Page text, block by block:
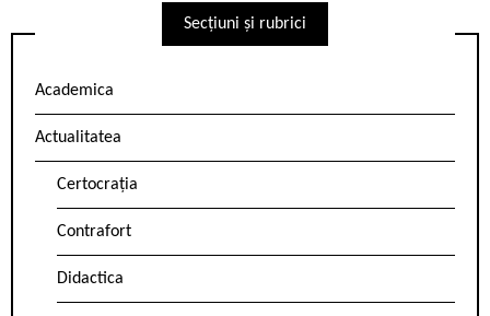
Secțiuni și rubrici
Academica
Actualitatea
Certocrația
Contrafort
Didactica